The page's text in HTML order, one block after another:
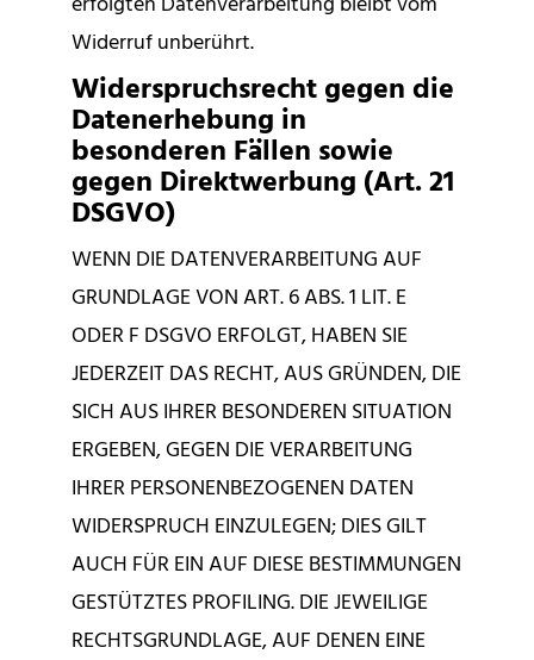
Widerruf unberührt.
Widerspruchsrecht gegen die
Datenerhebung in
besonderen Fällen sowie
gegen Direktwerbung (Art. 21
DSGVO)
WENN DIE DATENVERARBEITUNG AUF
GRUNDLAGE VON ART. 6 ABS. 1 LIT. E
ODER F DSGVO ERFOLGT, HABEN SIE
JEDERZEIT DAS RECHT, AUS GRÜNDEN, DIE
SICH AUS IHRER BESONDEREN SITUATION
ERGEBEN, GEGEN DIE VERARBEITUNG
IHRER PERSONENBEZOGENEN DATEN
WIDERSPRUCH EINZULEGEN; DIES GILT
AUCH FÜR EIN AUF DIESE BESTIMMUNGEN
GESTÜTZTES PROFILING. DIE JEWEILIGE
RECHTSGRUNDLAGE, AUF DENEN EINE